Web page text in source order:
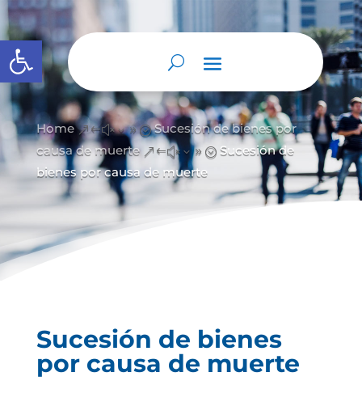
Abrir barra de herramientas
Home &#x39; Sucesión de bienes por
causa de muerte &#x39; Sucesión de
bienes por causa de muerte
Sucesión de bienes
por causa de muerte